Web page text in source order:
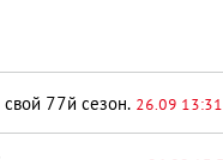
77­й сезон. 26.09 13:31